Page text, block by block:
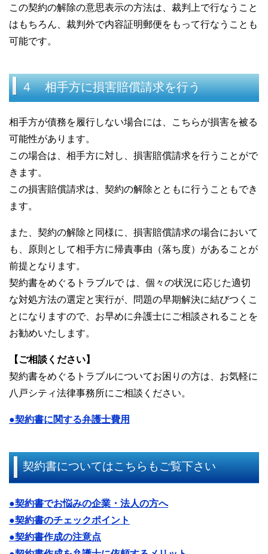
この契約の解除の意思表示の方法は、裁判上で行なうこと
はもちろん、裁判外で内容証明郵便をもって行なうことも
可能です。
４ 相手方に損害賠償請求を行う
相手方が債務を履行しない場合には、こちらが損害を被る
可能性があります。
この場合は、相手方に対し、損害賠償請求を行うことがで
きます。
この損害賠償請求は、契約の解除とともに行うこともでき
ます。
また、契約の解除と同様に、損害賠償請求の場合において
も、原則として相手方に帰責事由（落ち度）があることが
前提となります。
契約書をめぐるトラブルで は、個々の状況に応じた適切
な対処方法の選定と実行が、問題の早期解決に結びつくこ
とになりますので、お早めに弁護士にご相談されることを
お勧めいたします。
【ご相談ください】
契約書をめぐるトラブルについてお困りの方は、お気軽に
八戸シティ法律事務所にご相談ください。
●契約書に関する弁護士費用
契約書についてはこちらもご覧下さい
●契約書でお悩みの企業・法人の方へ
●契約書のチェックポイント
●契約書作成の注意点